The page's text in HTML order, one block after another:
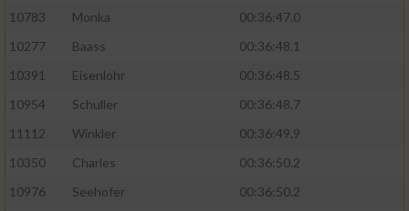
10783
Monka
00:36:47.0
10277
Baass
00:36:48.1
10391
Eisenlohr
00:36:48.5
10954
Schuller
00:36:48.7
11112
Winkler
00:36:49.9
10350
Charles
00:36:50.2
10976
Seehofer
00:36:50.2